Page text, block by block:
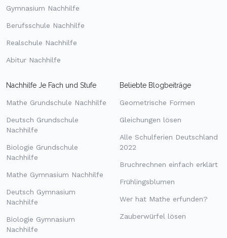
Gymnasium Nachhilfe
Berufsschule Nachhilfe
Realschule Nachhilfe
Abitur Nachhilfe
Nachhilfe Je Fach und Stufe
Mathe Grundschule Nachhilfe
Deutsch Grundschule
Nachhilfe
Biologie Grundschule
Nachhilfe
Mathe Gymnasium Nachhilfe
Deutsch Gymnasium
Nachhilfe
Biologie Gymnasium
Nachhilfe
Beliebte Blogbeiträge
Geometrische Formen
Gleichungen lösen
Alle Schulferien Deutschland
2022
Bruchrechnen einfach erklärt
Frühlingsblumen
Wer hat Mathe erfunden?
Zauberwürfel lösen